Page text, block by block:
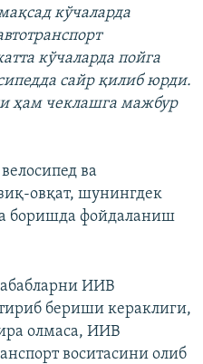
кўчаларда
кўчаларда пойга
сайр қилиб юрди.
ҳам чеклашга мажбур
ва
овқат, шунингдек
боришда фойдаланиш
ИИВ
бериши кераклиги,
олмаса, ИИВ
воситасини олиб